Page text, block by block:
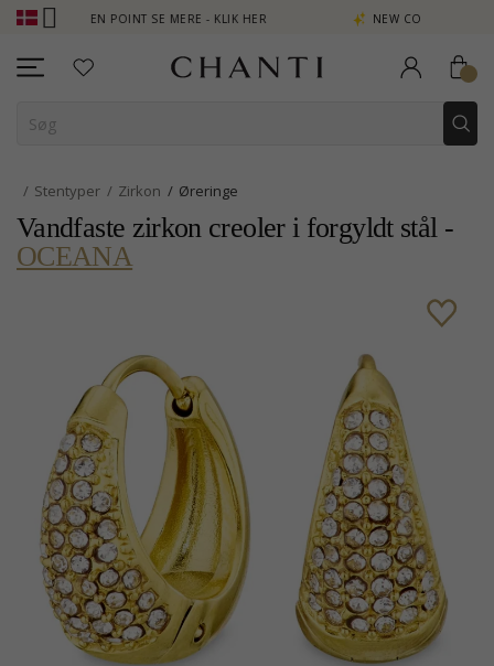
POINT SE MERE - KLIK HER NEW COLLECTION | AURA
Stentyper Zirkon Øreringe
Vandfaste zirkon creoler i forgyldt stål -
OCEANA